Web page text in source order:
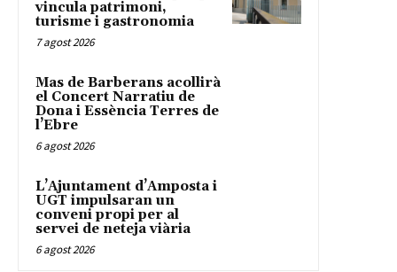
vincula patrimoni,
turisme i gastronomia
7 agost 2026
Mas de Barberans acollirà
el Concert Narratiu de
Dona i Essència Terres de
l’Ebre
6 agost 2026
L’Ajuntament d’Amposta i
UGT impulsaran un
conveni propi per al
servei de neteja viària
6 agost 2026